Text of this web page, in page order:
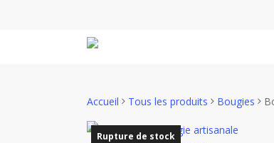
Accueil Tous les produits Bougies
Rupture de stock